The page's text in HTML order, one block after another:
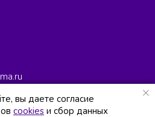
вы даете согласие
cookies и сбор данных
вы даете согласие
cookies и сбор данных